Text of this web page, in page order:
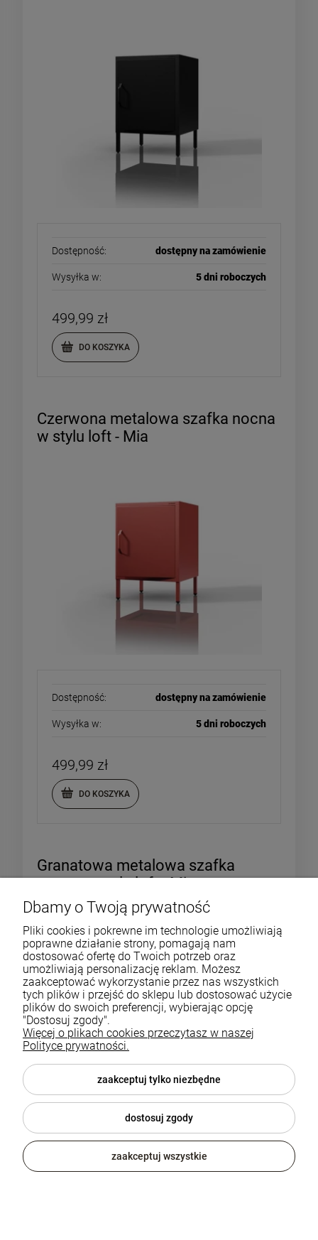
Dostępność: dostępny na zamówienie
Wysyłka w: 5 dni roboczych
499,99 zł
DO KOSZYKA
Czerwona metalowa szafka nocna
w stylu loft - Mia
Dostępność: dostępny na zamówienie
Wysyłka w: 5 dni roboczych
499,99 zł
DO KOSZYKA
Granatowa metalowa szafka
nocna w stylu loft - Mia
Dostępność: dostępny na zamówienie
Wysyłka w: 5 dni roboczych
Dbamy o Twoją prywatność
Pliki cookies i pokrewne im technologie umożliwiają
poprawne działanie strony, pomagają nam
dostosować ofertę do Twoich potrzeb oraz
umożliwiają personalizację reklam. Możesz
zaakceptować wykorzystanie przez nas wszystkich
tych plików i przejść do sklepu lub dostosować użycie
plików do swoich preferencji, wybierając opcję
"Dostosuj zgody".
Więcej o plikach cookies przeczytasz w naszej
Polityce prywatności.
zaakceptuj tylko niezbędne
dostosuj zgody
zaakceptuj wszystkie